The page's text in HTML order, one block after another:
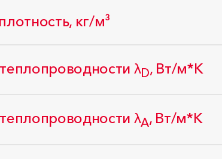
кг/м³
λD, Вт/м*К
λА, Вт/м*К